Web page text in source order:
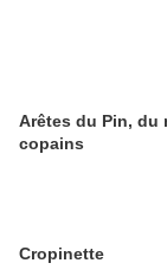
Arêtes du Pin, du
copains
Cropinette